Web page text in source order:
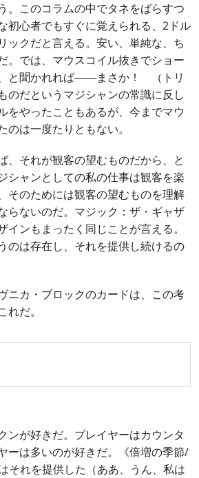
。このコラムの中でタネをばらすつ
初心者でもすぐに覚えられる、2ドル
ックだと言える。安い、単純な、ち
。では、マウスコイル抜きでショー
と聞かれれば――まさか！ （トリ
のだというマジシャンの常識に反し
をやったこともあるが、今までマウ
のは一度たりともない。
、それが観客の望むものだから、と
シャンとしての私の仕事は観客を楽
そのためには観客の望むものを理解
らないのだ。マジック：ザ・ギャザ
インもまったく同じことが言える。
のは存在し、それを提供し続けるの
ニカ・ブロックのカードは、この考
れだ。
ンが好きだ。プレイヤーはカウンタ
ーは多いのが好きだ。《倍増の季節/
それを提供した（ああ、うん、私は